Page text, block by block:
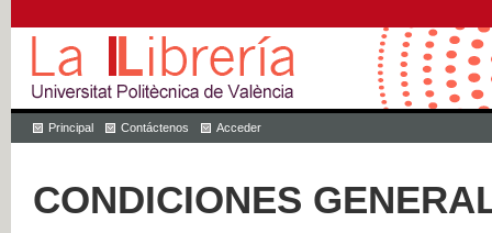
Principal Contáctenos Acceder
CONDICIONES